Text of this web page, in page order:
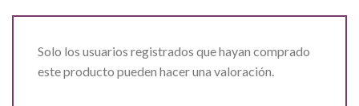
Solo los usuarios registrados que hayan comprado
este producto pueden hacer una valoración.